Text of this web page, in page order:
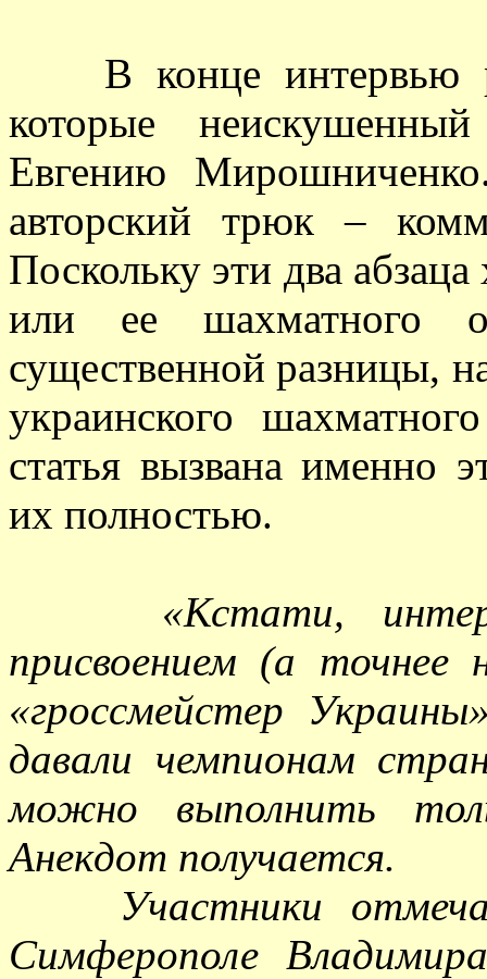
В конце интервью
которые
Евгению
авторский трюк –
Поскольку эти два
или ее шахматного
существенной разницы,
украинского
статья вызвана именно
их полностью.
«Кстати,
присвоением (а точнее
«гроссмейстер
давали чемпионам
можно выполнить
Анекдот получается.
Участники
Симферополе